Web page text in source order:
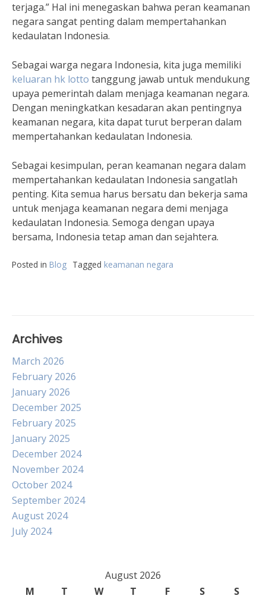
terjaga.” Hal ini menegaskan bahwa peran keamanan
negara sangat penting dalam mempertahankan
kedaulatan Indonesia.
Sebagai warga negara Indonesia, kita juga memiliki
keluaran hk lotto tanggung jawab untuk mendukung
upaya pemerintah dalam menjaga keamanan negara.
Dengan meningkatkan kesadaran akan pentingnya
keamanan negara, kita dapat turut berperan dalam
mempertahankan kedaulatan Indonesia.
Sebagai kesimpulan, peran keamanan negara dalam
mempertahankan kedaulatan Indonesia sangatlah
penting. Kita semua harus bersatu dan bekerja sama
untuk menjaga keamanan negara demi menjaga
kedaulatan Indonesia. Semoga dengan upaya
bersama, Indonesia tetap aman dan sejahtera.
Posted in Blog Tagged keamanan negara
Archives
March 2026
February 2026
January 2026
December 2025
February 2025
January 2025
December 2024
November 2024
October 2024
September 2024
August 2024
July 2024
August 2026
M
T W T F S S